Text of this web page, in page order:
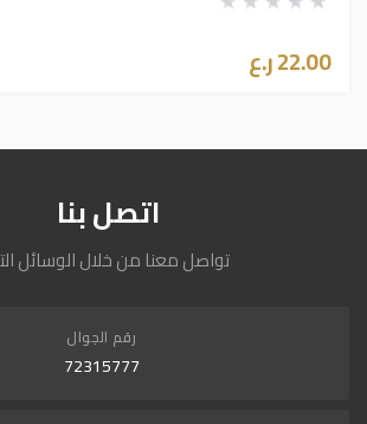
22.00 ر.ع
اتصل بنا
تواصل معنا من خلال الوسائل
رقم الجوال
72315777